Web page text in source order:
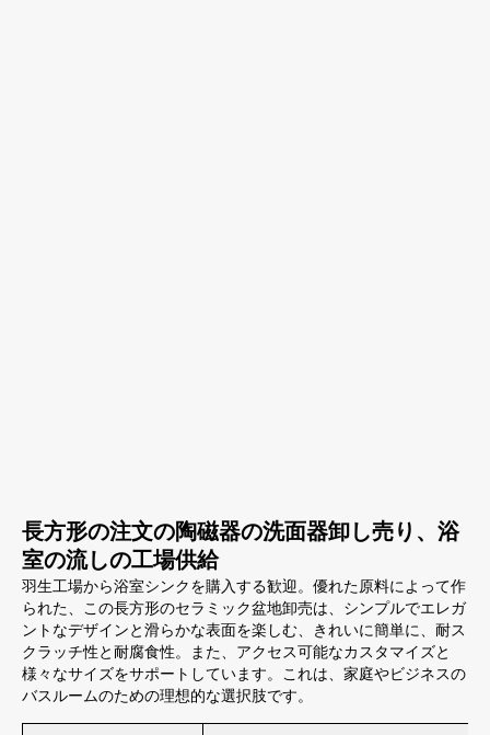
長方形の注文の陶磁器の洗面器卸し売り、浴
室の流しの工場供給
羽生工場から浴室シンクを購入する歓迎。優れた原料によって作
られた、この長方形のセラミック盆地卸売は、シンプルでエレガ
ントなデザインと滑らかな表面を楽しむ、きれいに簡単に、耐ス
クラッチ性と耐腐食性。また、アクセス可能なカスタマイズと
様々なサイズをサポートしています。これは、家庭やビジネスの
バスルームのための理想的な選択肢です。